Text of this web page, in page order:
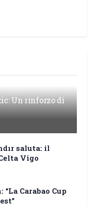
Un rinforzo di
saluta: il
Vigo
Carabao Cup